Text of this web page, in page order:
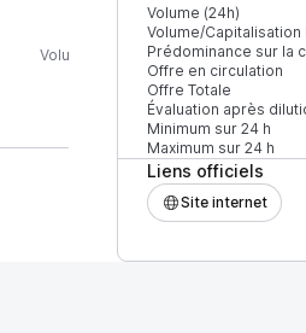
Volume (24h)
Volume/
Prédominance sur la
Offre en circulation
Offre Totale
Évaluation après
Minimum sur 24 h
Maximum sur 24 h
Liens officiels
Site internet
Volume (24h) % du volume
100 %